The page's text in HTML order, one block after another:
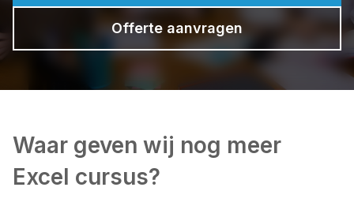
Offerte aanvragen
Waar geven wij nog meer
Excel cursus?